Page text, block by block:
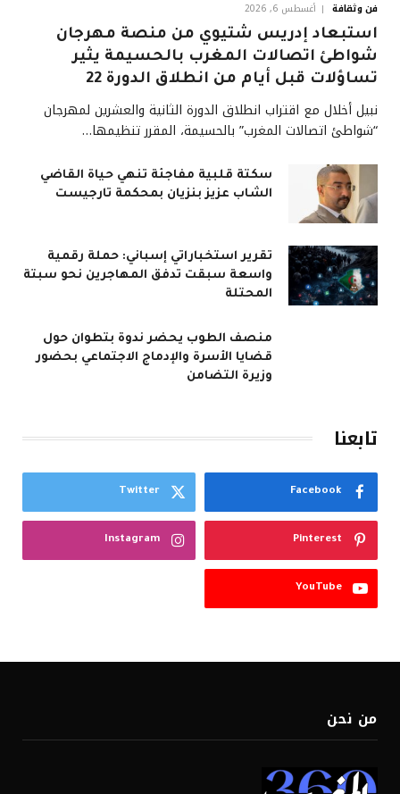
فن وثقافة
أغسطس 6, 2026
استبعاد إدريس شتيوي من منصة مهرجان
شواطئ اتصالات المغرب بالحسيمة يثير
تساؤلات قبل أيام من انطلاق الدورة 22
نبيل أخلال مع اقتراب انطلاق الدورة الثانية والعشرين لمهرجان
“شواطئ اتصالات المغرب” بالحسيمة، المقرر تنظيمها…
سكتة قلبية مفاجئة تنهي حياة القاضي
الشاب عزيز بنزيان بمحكمة تارجيست
تقرير استخباراتي إسباني: حملة رقمية
واسعة سبقت تدفق المهاجرين نحو سبتة
المحتلة
منصف الطوب يحضر ندوة بتطوان حول
قضايا الأسرة والإدماج الاجتماعي بحضور
وزيرة التضامن
تابعنا
Facebook
Twitter
Pinterest
Instagram
YouTube
من نحن